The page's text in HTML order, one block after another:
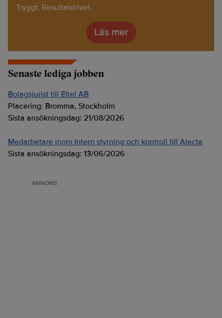
Tryggt. Resultatdrivet.
Läs mer
Senaste lediga jobben
Bolagsjurist till Eltel AB
Placering: Bromma, Stockholm
Sista ansökningsdag: 21/08/2026
Medarbetare inom Intern styrning och kontroll till Alecta
Sista ansökningsdag: 13/06/2026
ANNONS